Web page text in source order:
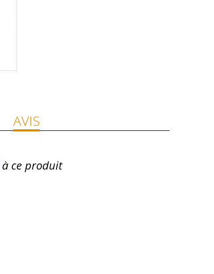
AVIS
à ce produit